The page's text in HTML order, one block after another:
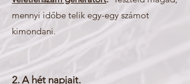
mennyi időbe telik egy-egy számot
kimondani.
2. A hét napjait.